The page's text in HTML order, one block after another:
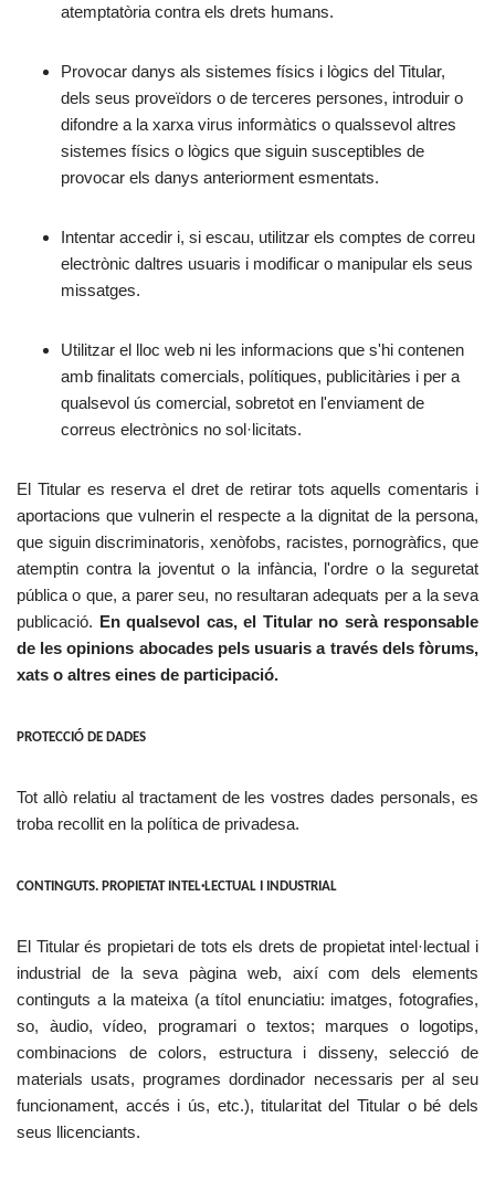
atemptatòria contra els drets humans.
Provocar danys als sistemes físics i lògics del Titular,
dels seus proveïdors o de terceres persones, introduir o
difondre a la xarxa virus informàtics o qualssevol altres
sistemes físics o lògics que siguin susceptibles de
provocar els danys anteriorment esmentats.
Intentar accedir i, si escau, utilitzar els comptes de correu
electrònic daltres usuaris i modificar o manipular els seus
missatges.
Utilitzar el lloc web ni les informacions que s'hi contenen
amb finalitats comercials, polítiques, publicitàries i per a
qualsevol ús comercial, sobretot en l'enviament de
correus electrònics no sol·licitats.
El Titular es reserva el dret de retirar tots aquells comentaris i
aportacions que vulnerin el respecte a la dignitat de la persona,
que siguin discriminatoris, xenòfobs, racistes, pornogràfics, que
atemptin contra la joventut o la infància, l'ordre o la seguretat
pública o que, a parer seu, no resultaran adequats per a la seva
publicació. En qualsevol cas, el Titular no serà responsable
de les opinions abocades pels usuaris a través dels fòrums,
xats o altres eines de participació.
PROTECCIÓ DE DADES
Tot allò relatiu al tractament de les vostres dades personals, es
troba recollit en la política de privadesa.
CONTINGUTS. PROPIETAT INTEL·LECTUAL I INDUSTRIAL
El Titular és propietari de tots els drets de propietat intel·lectual i
industrial de la seva pàgina web, així com dels elements
continguts a la mateixa (a títol enunciatiu: imatges, fotografies,
so, àudio, vídeo, programari o textos; marques o logotips,
combinacions de colors, estructura i disseny, selecció de
materials usats, programes dordinador necessaris per al seu
funcionament, accés i ús, etc.), titularitat del Titular o bé dels
seus llicenciants.